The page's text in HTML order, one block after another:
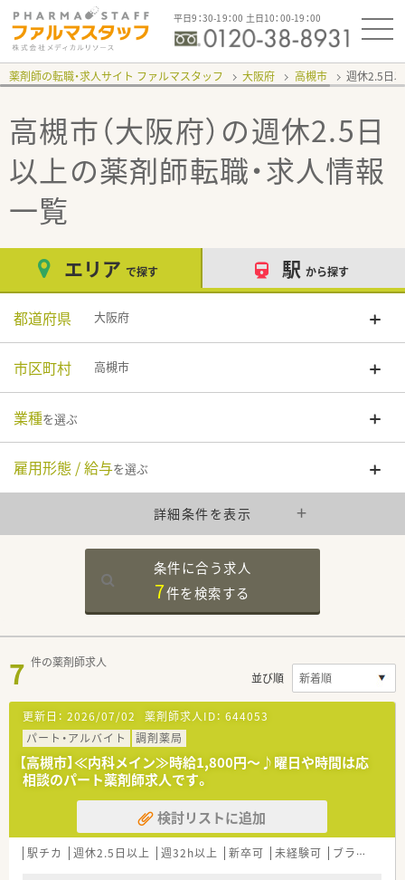
平日9：30-19：00 土日10：00-19：00
薬剤師の転職・求人サイト ファルマスタッフ 大阪府 高槻市 週休2.5日
高槻市（大阪府）の週休2.5日
以上の薬剤師転職・求人情報
一覧
エリア で探す 駅 から探す
都道府県 大阪府
市区町村 高槻市
業種を選ぶ
雇用形態 / 給与を選ぶ
詳細条件を表示
条件に合う求人
7件を検索する
7 件の薬剤師求人
並び順
更新日： 2026/07/02 薬剤師求人ID： 644053
パート・アルバイト
調剤薬局
【高槻市】≪内科メイン≫時給1,800円～♪曜日や時間は応
相談のパート薬剤師求人です。
検討リストに追加
駅チカ 週休2.5日以上 週32h以上 新卒可 未経験可 ブランク可